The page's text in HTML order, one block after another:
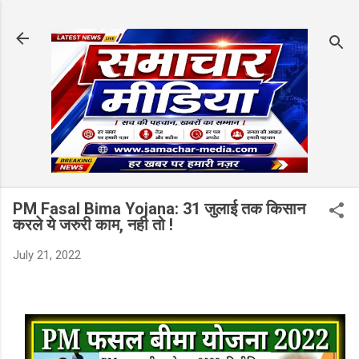
PM Fasal Bima Yojana: 31 जुलाई तक किसान
करले ये जरुरी काम, नही तो !
July 21, 2022